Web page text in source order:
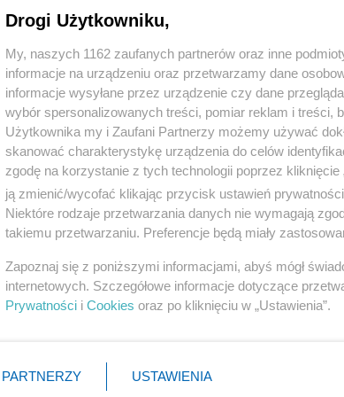
« WRÓĆ DO
Polityka
PiS
Rząd
NATO
KO
Biznes
Pieniądze
Podatki
Drogi Użytkowniku,
My, naszych 1162 zaufanych partnerów oraz inne
informacje na urządzeniu oraz przetwarzamy dane
informacje wysyłane przez urządzenie czy dane
wybór spersonalizowanych treści, pomiar reklam i treści,
Użytkownika my i Zaufani Partnerzy możemy używać
skanować charakterystykę urządzenia do celów
zgodę na korzystanie z tych technologii poprzez
ją zmienić/wycofać klikając przycisk ustawień
Niektóre rodzaje przetwarzania danych nie wymagają
takiemu przetwarzaniu. Preferencje będą miały
Zapoznaj się z poniższymi informacjami, abyś mógł
internetowych. Szczegółowe informacje dotyczące
Prywatności i Cookies oraz po kliknięciu w „Ustawienia”.
PARTNERZY USTAWIENIA